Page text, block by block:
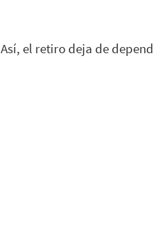
el retiro deja de